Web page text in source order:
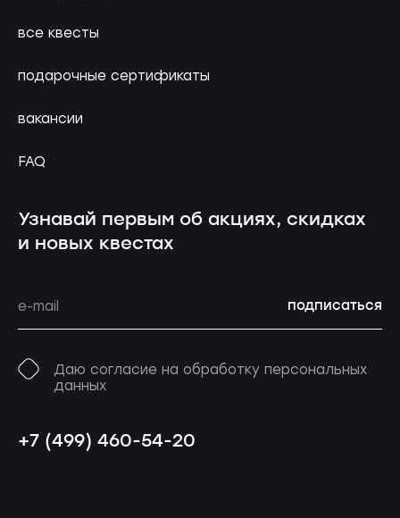
все квесты
подарочные сертификаты
вакансии
FAQ
Узнавай первым об акциях, скидках
и новых квестах
подписаться
Даю согласие на обработку персональных
данных
+7 (499) 460-54-20